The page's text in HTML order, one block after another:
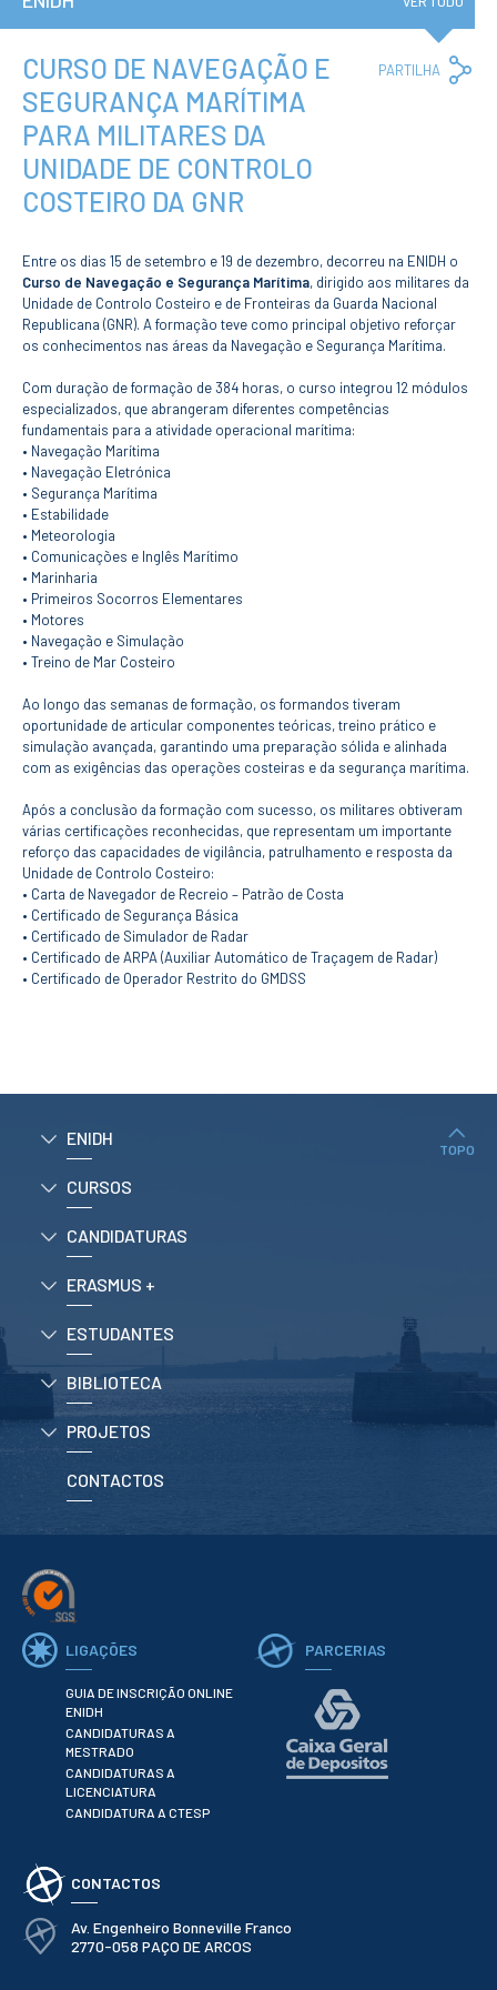
Privacidade e
RGPD
Política de
Avaliação e
Qualidade
Identidade de
Marca
Protocolos
Pública
Canal de Denúncia
Campus
Notícias
Centenário ENIDH
Reconhecimento
de Habilitações
Estrangeiras
CURSOS
Mestrados
Licenciaturas
Cursos TeSP
Cursos de Curta
Duração
Mestrados
Licenciaturas
Cursos TeSP
Internacionais
Reingresso
Cursos
Preparatórios
ERASMUS +
Erasmus
Desporto Escolar
Gabinete de
Apoio ao
Estudante
Estudante
Concursos
Projetos
Informação geral
Biblioteca
Insights
Utilizadores
Serviços
bibliografias
Eletrónicos
Catálogo ENIDH
Revistas
Científicas e
Técnicas
Sugestões e
Reclamações
PROJETOS
Centros da ENIDH
Projetos I&D
Projetos de
Financiamento
Projetos
Pedagógicos
CURSO DE NAVEGAÇÃO E
SEGURANÇA MARÍTIMA
PARA MILITARES DA
UNIDADE DE CONTROLO
COSTEIRO DA GNR
PARTILHA
Entre os dias 15 de setembro e 19 de dezembro, decorreu na ENIDH o
Curso de Navegação e Segurança Marítima, dirigido aos militares da
Unidade de Controlo Costeiro e de Fronteiras da Guarda Nacional
Republicana (GNR). A formação teve como principal objetivo reforçar
os conhecimentos nas áreas da Navegação e Segurança Marítima.
Com duração de formação de 384 horas, o curso integrou 12 módulos
especializados, que abrangeram diferentes competências
fundamentais para a atividade operacional marítima:
• Navegação Marítima
• Navegação Eletrónica
• Segurança Marítima
• Estabilidade
• Meteorologia
• Comunicações e Inglês Marítimo
• Marinharia
• Primeiros Socorros Elementares
• Motores
• Navegação e Simulação
• Treino de Mar Costeiro
Ao longo das semanas de formação, os formandos tiveram
oportunidade de articular componentes teóricas, treino prático e
simulação avançada, garantindo uma preparação sólida e alinhada
com as exigências das operações costeiras e da segurança marítima.
Após a conclusão da formação com sucesso, os militares obtiveram
várias certificações reconhecidas, que representam um importante
reforço das capacidades de vigilância, patrulhamento e resposta da
Unidade de Controlo Costeiro:
• Carta de Navegador de Recreio – Patrão de Costa
• Certificado de Segurança Básica
• Certificado de Simulador de Radar
• Certificado de ARPA (Auxiliar Automático de Traçagem de Radar)
• Certificado de Operador Restrito do GMDSS
ENIDH
CURSOS
CANDIDATURAS
ERASMUS +
ESTUDANTES
BIBLIOTECA
PROJETOS
CONTACTOS
TOPO
LIGAÇÕES
GUIA DE INSCRIÇÃO ONLINE
ENIDH
CANDIDATURAS A
MESTRADO
CANDIDATURAS A
LICENCIATURA
CANDIDATURA A CTESP
PARCERIAS
CONTACTOS
Av. Engenheiro Bonneville Franco
2770-058 PAÇO DE ARCOS